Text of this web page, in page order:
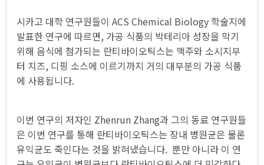
시카고 대학 연구원들이 ACS Chemical Biology 학술지에
발표한 연구에 따르면, 가공 식품의 박테리아 성장을 막기
위해 음식에 첨가되는 란티바이오틱스는 맥주와 소시지부
터 치즈, 디핑 소스에 이르기까지 거의 대부분의 가공 식품
에 사용됩니다.
이번 연구의 저자인 Zhenrun Zhang과 그의 동료 연구원들
은 이번 연구를 통해 란티바이오틱스는 장내 병원균은 물론
유익균도 죽인다는 것을 밝혀냈습니다. 뿐만 아니라 이 연